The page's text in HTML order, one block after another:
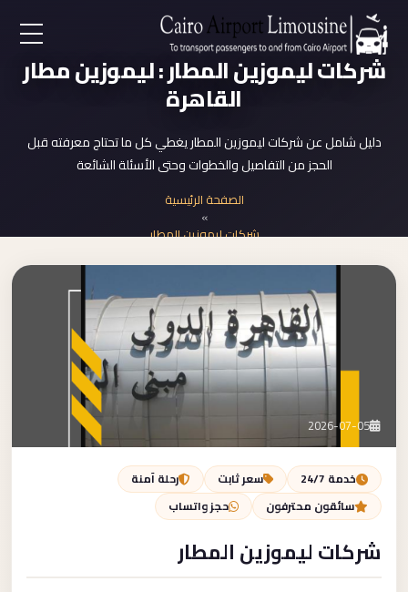
EN
AR
خدمات المطار
نحن
بنا
احجز الآن
شركات ليموزين المطار : ليموزين مطار
القاهرة
دليل شامل عن شركات ليموزين المطار يغطي كل ما تحتاج معرفته قبل
الحجز من التفاصيل والخطوات وحتى الأسئلة الشائعة
الصفحة الرئيسية
شركات ليموزين المطار
2026-07-05
خدمة 24/7 سعر ثابت
رحلة آمنة
سائقون محترفون
حجز واتساب
شركات ليموزين المطار